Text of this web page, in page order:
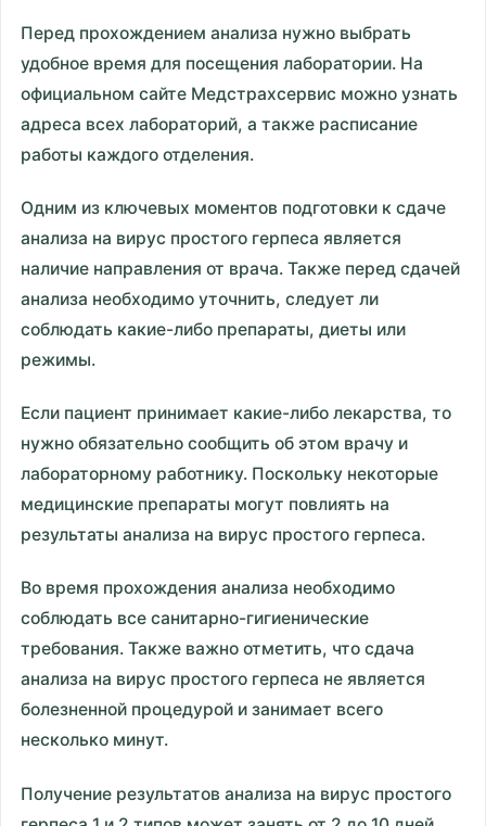
Перед прохождением анализа нужно выбрать
удобное время для посещения лаборатории. На
официальном сайте Медстрахсервис можно узнать
адреса всех лабораторий, а также расписание
работы каждого отделения.
Одним из ключевых моментов подготовки к сдаче
анализа на вирус простого герпеса является
наличие направления от врача. Также перед сдачей
анализа необходимо уточнить, следует ли
соблюдать какие-либо препараты, диеты или
режимы.
Если пациент принимает какие-либо лекарства, то
нужно обязательно сообщить об этом врачу и
лабораторному работнику. Поскольку некоторые
медицинские препараты могут повлиять на
результаты анализа на вирус простого герпеса.
Во время прохождения анализа необходимо
соблюдать все санитарно-гигиенические
требования. Также важно отметить, что сдача
анализа на вирус простого герпеса не является
болезненной процедурой и занимает всего
несколько минут.
Получение результатов анализа на вирус простого